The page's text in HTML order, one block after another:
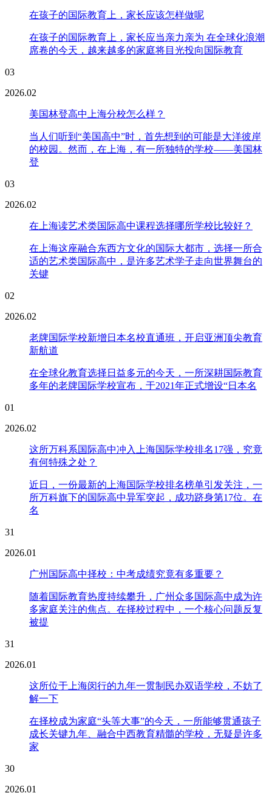
在孩子的国际教育上，家长应该怎样做呢
在孩子的国际教育上，家长应当亲力亲为 在全球化浪潮
席卷的今天，越来越多的家庭将目光投向国际教育
03
2026.02
美国林登高中上海分校怎么样？
当人们听到“美国高中”时，首先想到的可能是大洋彼岸
的校园。然而，在上海，有一所独特的学校——美国林
登
03
2026.02
在上海读艺术类国际高中课程选择哪所学校比较好？
在上海这座融合东西方文化的国际大都市，选择一所合
适的艺术类国际高中，是许多艺术学子走向世界舞台的
关键
02
2026.02
老牌国际学校新增日本名校直通班，开启亚洲顶尖教育
新航道
在全球化教育选择日益多元的今天，一所深耕国际教育
多年的老牌国际学校宣布，于2021年正式增设“日本名
01
2026.02
这所万科系国际高中冲入上海国际学校排名17强，究竟
有何特殊之处？
近日，一份最新的上海国际学校排名榜单引发关注，一
所万科旗下的国际高中异军突起，成功跻身第17位。在
名
31
2026.01
广州国际高中择校：中考成绩究竟有多重要？
随着国际教育热度持续攀升，广州众多国际高中成为许
多家庭关注的焦点。在择校过程中，一个核心问题反复
被提
31
2026.01
这所位于上海闵行的九年一贯制民办双语学校，不妨了
解一下
在择校成为家庭“头等大事”的今天，一所能够贯通孩子
成长关键九年、融合中西教育精髓的学校，无疑是许多
家
30
2026.01